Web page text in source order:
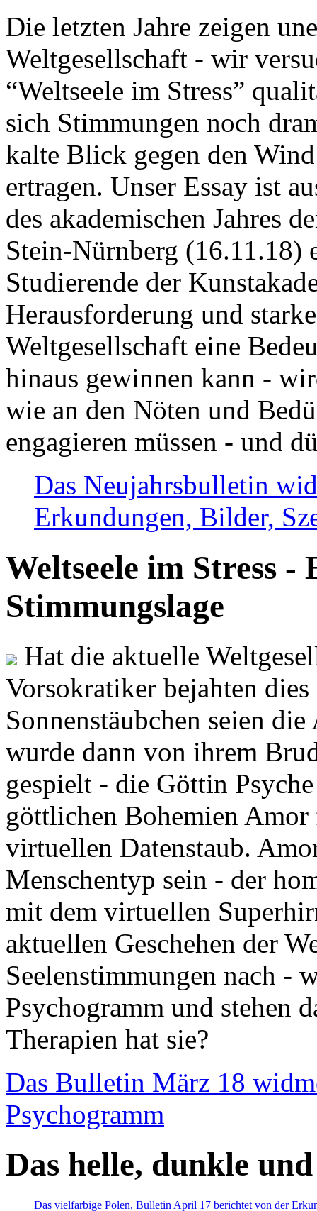
Die letzten Jahre zeigen
Weltgesellschaft - wir
“Weltseele im Stress”
sich Stimmungen noch
kalte Blick gegen den
ertragen. Unser Essay ist
des akademischen Jahres
Stein-Nürnberg (16.11.18)
Studierende der
Herausforderung und
Weltgesellschaft eine
hinaus gewinnen kann -
wie an den Nöten und
engagieren müssen - und
Das Neujahrsbulletin
Erkundungen, Bilder,
Weltseele im Stress -
Stimmungslage
Hat die aktuelle
Vorsokratiker bejahten
Sonnenstäubchen seien
wurde dann von ihrem
gespielt - die Göttin
göttlichen Bohemien
virtuellen Datenstaub.
Menschentyp sein - der
mit dem virtuellen
aktuellen Geschehen der
Seelenstimmungen nach -
Psychogramm und stehen
Therapien hat sie?
Das Bulletin März 18
Psychogramm
Das helle, dunkle
Das vielfarbige Polen, Bulletin April 17 berichtet von der